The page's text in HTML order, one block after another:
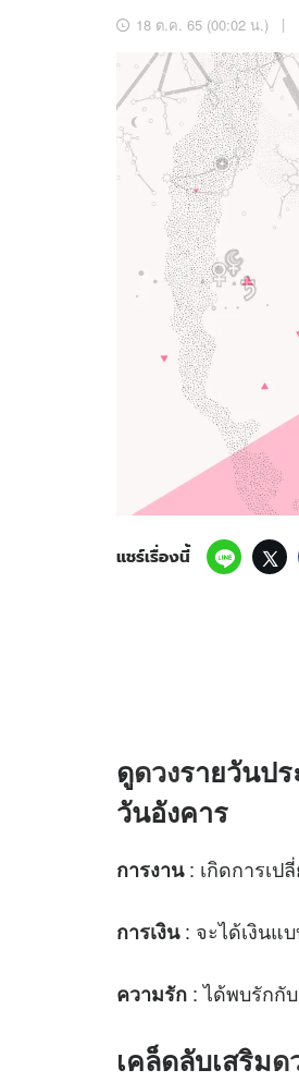
อัปเดตจีน
เช็กข่าวชัวร์
ดาวน์โหลดสนุกแอปฟรี
สงวนลิขสิทธิ์ ©2569 บริษัท อิมเม
18 ต.ค. 65 (00:02 น.)
แชร์เรื่องนี้
ดูดวงรายวันป
วันอังคาร
การงาน: เกิดการเป
การเงิน: จะได้เงินแ
ความรัก : ได้พบรักกั
เคล็ดลับเสริมด